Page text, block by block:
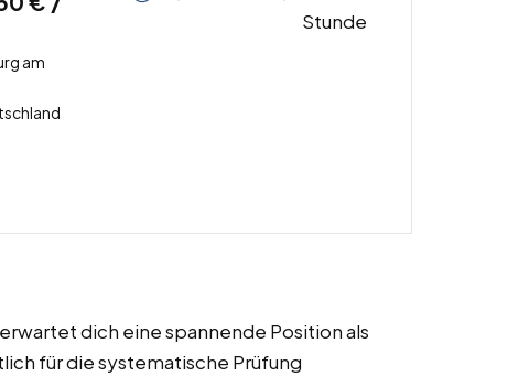
am
Stunde
dich eine spannende Position als
für die systematische Prüfung